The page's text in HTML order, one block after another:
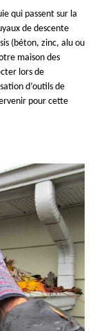
qui passent sur la
de descente
(béton, zinc, alu ou
maison des
lors de
d’outils de
pour cette